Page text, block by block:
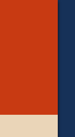
Cocina
|
casera en
Av. Solidaridad.
pedir a domicilio.